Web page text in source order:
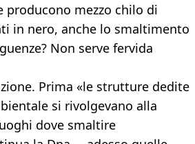
producono mezzo chilo di
in nero, anche lo smaltimento
Non serve fervida
Prima «le strutture dedite
si rivolgevano alla
dove smaltire